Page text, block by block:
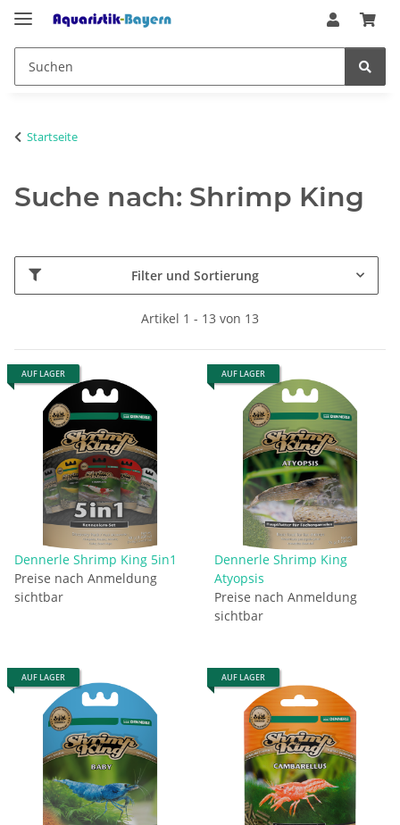
Startseite
Suche nach: Shrimp King
Filter und Sortierung
Artikel 1 - 13 von 13
AUF LAGER
Dennerle Shrimp King 5in1
Preise nach Anmeldung
sichtbar
AUF LAGER
Dennerle Shrimp King
Atyopsis
Preise nach Anmeldung
sichtbar
AUF LAGER AUF LAGER